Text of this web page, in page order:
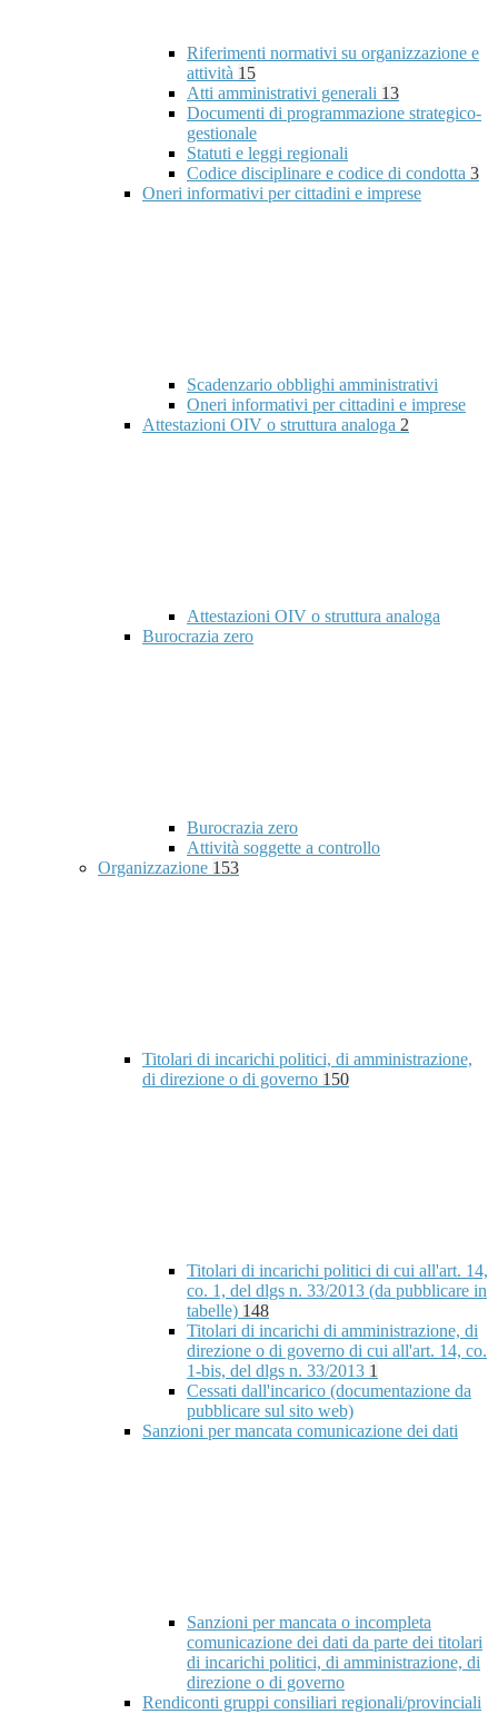
Riferimenti normativi su organizzazione e
attività 15
Atti amministrativi generali 13
Documenti di programmazione strategico-
gestionale
Statuti e leggi regionali
Codice disciplinare e codice di condotta 3
Oneri informativi per cittadini e imprese
Scadenzario obblighi amministrativi
Oneri informativi per cittadini e imprese
Attestazioni OIV o struttura analoga 2
Attestazioni OIV o struttura analoga
Burocrazia zero
Burocrazia zero
Attività soggette a controllo
Organizzazione 153
Titolari di incarichi politici, di amministrazione,
di direzione o di governo 150
Titolari di incarichi politici di cui all'art. 14,
co. 1, del dlgs n. 33/2013 (da pubblicare in
tabelle) 148
Titolari di incarichi di amministrazione, di
direzione o di governo di cui all'art. 14, co.
1-bis, del dlgs n. 33/2013 1
Cessati dall'incarico (documentazione da
pubblicare sul sito web)
Sanzioni per mancata comunicazione dei dati
Sanzioni per mancata o incompleta
comunicazione dei dati da parte dei titolari
di incarichi politici, di amministrazione, di
direzione o di governo
Rendiconti gruppi consiliari regionali/provinciali